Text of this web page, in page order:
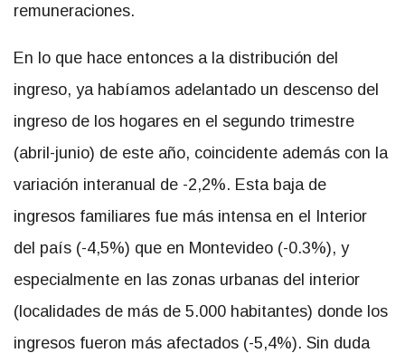
remuneraciones.
En lo que hace entonces a la distribución del
ingreso, ya habíamos adelantado un descenso del
ingreso de los hogares en el segundo trimestre
(abril-junio) de este año, coincidente además con la
variación interanual de -2,2%. Esta baja de
ingresos familiares fue más intensa en el Interior
del país (-4,5%) que en Montevideo (-0.3%), y
especialmente en las zonas urbanas del interior
(localidades de más de 5.000 habitantes) donde los
ingresos fueron más afectados (-5,4%). Sin duda